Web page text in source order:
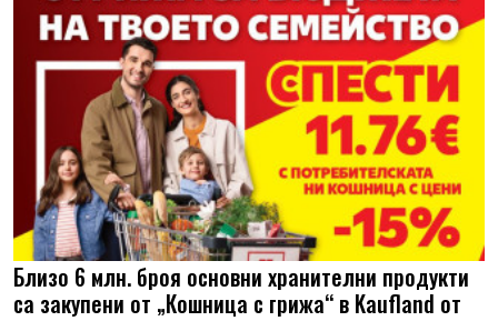
Близо 6 млн. броя основни хранителни продукти
са закупени от „Кошница с грижа“ в Kaufland от